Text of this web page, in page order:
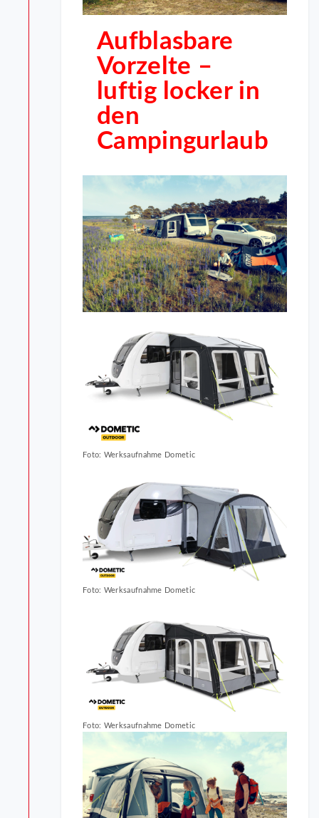
Aufblasbare
Vorzelte –
luftig locker in
den
Campingurlaub
Foto: Werksaufnahme Dometic
Foto: Werksaufnahme Dometic
Foto: Werksaufnahme Dometic